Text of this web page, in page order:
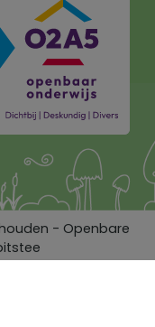
- Openbare